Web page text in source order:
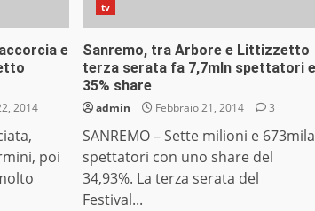
e
2014
poi
tv
Sanremo, tra Arbore e Littizzetto
terza serata fa 7,7mln spettatori e
35% share
admin Febbraio 21, 2014 3
SANREMO – Sette milioni e 673mila
spettatori con uno share del
34,93%. La terza serata del
Festival...